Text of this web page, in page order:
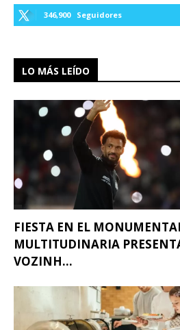
346,900 Seguidores
LO MÁS LEÍDO
FIESTA EN EL
MULTITUDINARIA
VOZINH...